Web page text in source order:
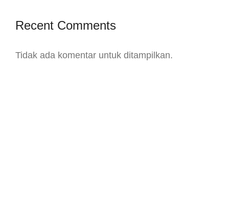
Recent Comments
Tidak ada komentar untuk ditampilkan.